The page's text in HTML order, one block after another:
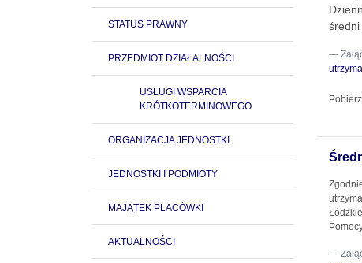
STATUS PRAWNY
PRZEDMIOT DZIAŁALNOŚCI
USŁUGI WSPARCIA
KRÓTKOTERMINOWEGO
ORGANIZACJA JEDNOSTKI
JEDNOSTKI I PODMIOTY
MAJĄTEK PLACÓWKI
AKTUALNOŚCI
średni